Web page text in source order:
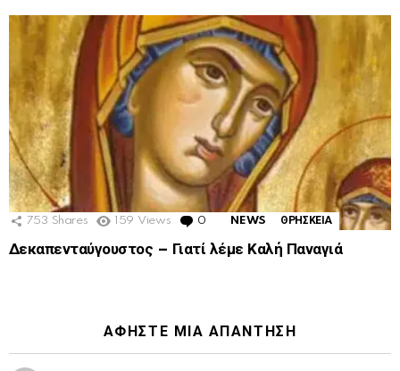
753 Shares 159 Views 0 Comments
NEWS ΘΡΗΣΚΕΙΑ
Δεκαπενταύγουστος – Γιατί λέμε Καλή Παναγιά
ΑΦΉΣΤΕ ΜΙΑ ΑΠΆΝΤΗΣΗ